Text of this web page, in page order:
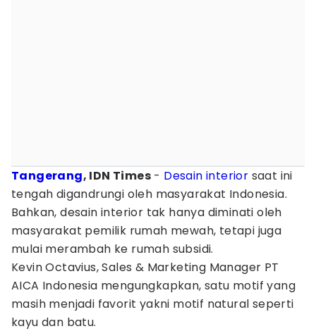
Tangerang, IDN Times - Desain interior saat ini
tengah digandrungi oleh masyarakat Indonesia.
Bahkan, desain interior tak hanya diminati oleh
masyarakat pemilik rumah mewah, tetapi juga
mulai merambah ke rumah subsidi.
Kevin Octavius, Sales & Marketing Manager PT
AICA Indonesia mengungkapkan, satu motif yang
masih menjadi favorit yakni motif natural seperti
kayu dan batu.